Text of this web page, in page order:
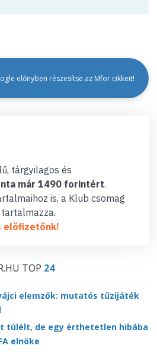
előnyben részesítse az Mfor cikkeit!
tárgyilagos és
már 1490 forintért.
is, a Klub csomag
előfizetőnk!
TOP 24
elemzők: mutatós tűzijáték
túlélt, de egy érthetetlen hibába
elnöke